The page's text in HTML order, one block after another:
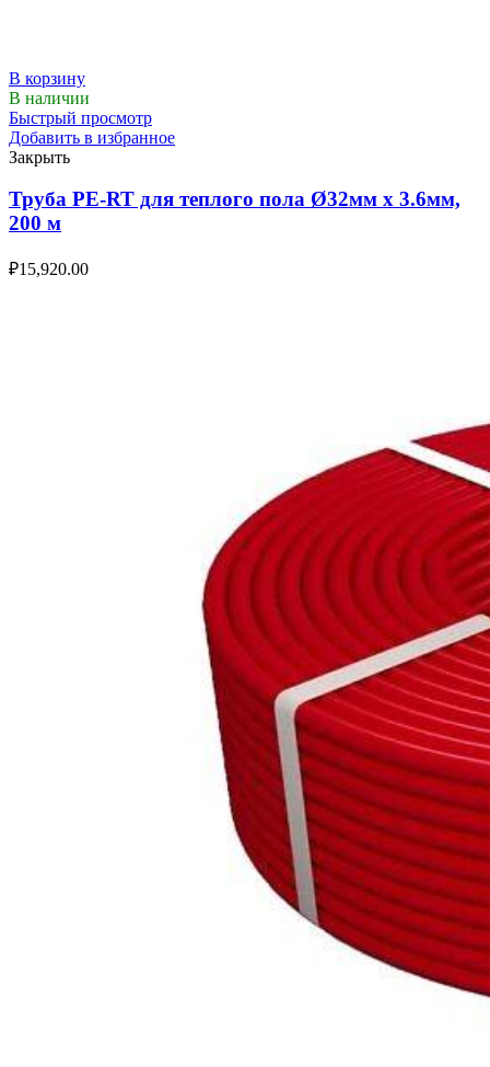
В корзину
В наличии
Быстрый просмотр
Добавить в избранное
Закрыть
Труба PE-RT для теплого пола Ø32мм х 3.6мм,
200 м
₽15,920.00